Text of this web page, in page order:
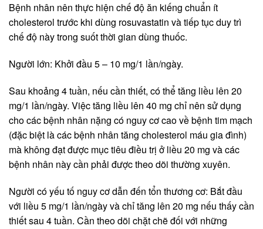
Bệnh nhân nên thực hiện chế độ ăn kiếng chuẩn ít
cholesterol trước khi dùng rosuvastatin và tiếp tục duy trì
chế độ này trong suốt thời gian dùng thuốc.
Người lớn: Khởi đầu 5 – 10 mg/1 lần/ngày.
Sau khoảng 4 tuần, nếu cần thiết, có thể tăng liều lên 20
mg/1 lần/ngày. Việc tăng liều lên 40 mg chỉ nên sử dụng
cho các bệnh nhân nặng có nguy cơ cao về bệnh tim mạch
(đặc biệt là các bệnh nhân tăng cholesterol máu gia đình)
mà không đạt được mục tiêu điều trị ở liều 20 mg và các
bệnh nhân này cần phải được theo dõi thường xuyên.
Người có yếu tố nguy cơ dẫn đến tổn thương cơ: Bắt đầu
với liều 5 mg/1 lần/ngày và chỉ tăng lên 20 mg nếu thấy cần
thiết sau 4 tuần. Cần theo dõi chặt chẽ đối với những